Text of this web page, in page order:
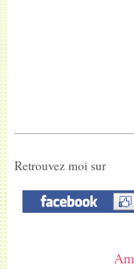
Retrouvez moi sur